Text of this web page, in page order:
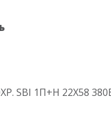
SBI 1П+Н 22Х58